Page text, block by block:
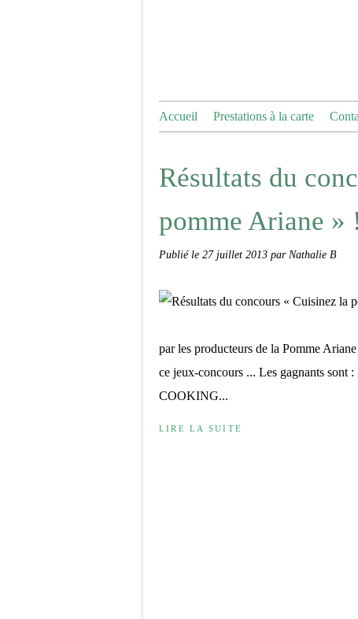
Accueil Prestations à la carte
Résultats du
pomme Ariane » !
Publié le 27 juillet 2013 par Nathalie B
par les producteurs de la Pomme
ce jeux-concours ... Les gagnants
COOKING...
LIRE LA SUITE